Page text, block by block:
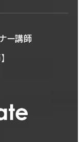
ー講師